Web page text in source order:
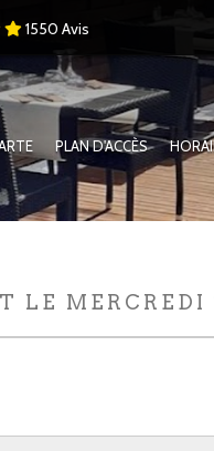
1550 Avis
PLAN D'ACCÈS
LE MERCREDI